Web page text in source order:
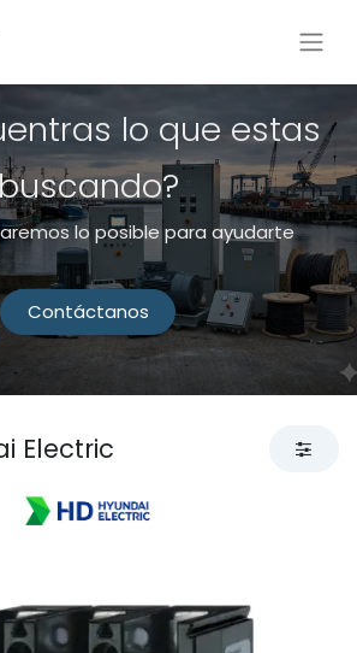
lo que estas
lo posible para ayudarte
Contáctanos
Electric